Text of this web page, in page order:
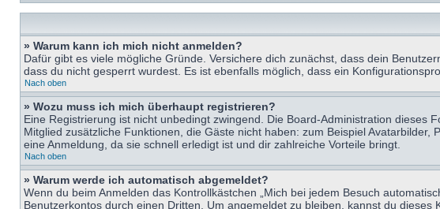
» Warum kann ich mich nicht anmelden?
Dafür gibt es viele mögliche Gründe. Versichere dich zunächst, dass dein
dass du nicht gesperrt wurdest. Es ist ebenfalls möglich, dass ein
Nach oben
» Wozu muss ich mich überhaupt registrieren?
Eine Registrierung ist nicht unbedingt zwingend. Die Board-Administration
Mitglied zusätzliche Funktionen, die Gäste nicht haben: zum Beispiel
eine Anmeldung, da sie schnell erledigt ist und dir zahlreiche Vorteile bringt.
Nach oben
» Warum werde ich automatisch abgemeldet?
Wenn du beim Anmelden das Kontrollkästchen „Mich bei jedem Besuch
Benutzerkontos durch einen Dritten. Um angemeldet zu bleiben, kannst du